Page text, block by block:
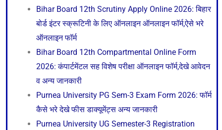
Bihar Board 12th Scrutiny Apply Online 2026: बिहार
बोर्ड इंटर स्क्रूटिनी के लिए ऑनलाइन ऑनलाइन फॉर्म,ऐसे भरे
ऑनलाइन फॉर्म
Bihar Board 12th Compartmental Online Form
2026: कंपार्टमेंटल सह विशेष परीक्षा ऑनलाइन फॉर्म,देखे आवेदन
व अन्य जानकारी
Purnea University PG Sem-3 Exam Form 2026: फॉर्म
कैसे भरे देखे फीस डाक्यूमेंट्स अन्य जानकारी
Purnea University UG Semester-3 Registration